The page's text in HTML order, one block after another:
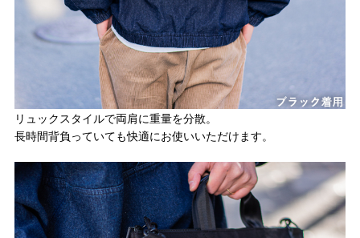
リュックスタイルで両肩に重量を分散。
長時間背負っていても快適にお使いいただけます。